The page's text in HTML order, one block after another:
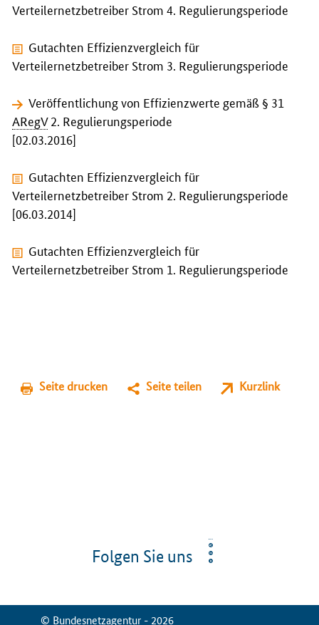
Verteilernetzbetreiber Strom 4. Regulierungsperiode
Gutachten Effizienzvergleich für
Verteilernetzbetreiber Strom 3. Regulierungsperiode
Veröffentlichungvon Effizienzwerte gemäß § 31
ARegV2. Regulierungsperiode
[02.03.2016]
Gutachten Effizienzvergleich für
Verteilernetzbetreiber Strom 2. Regulierungsperiode
[06.03.2014]
Gutachten Effizienzvergleich für
Verteilernetzbetreiber Strom 1. Regulierungsperiode
Seite drucken Seite teilen Kurzlink
Folgen Sie uns
© Bundesnetzagentur - 2026